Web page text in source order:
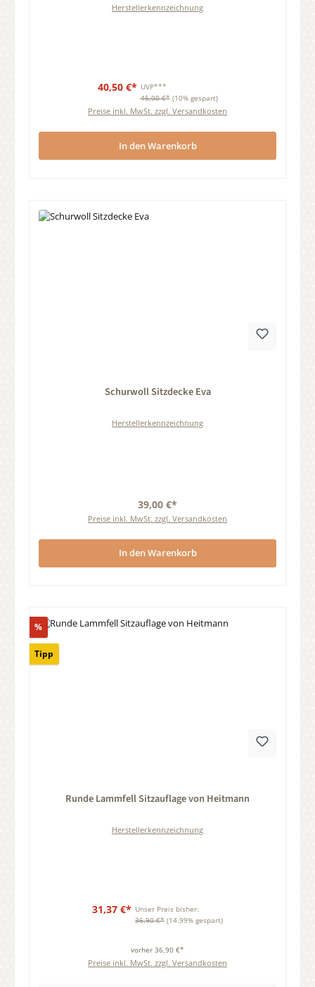
Herstellerkennzeichnung
40,50 €* UVP***
45,00 €* (10% gespart)
Preise inkl. MwSt. zzgl. Versandkosten
In den Warenkorb
Schurwoll Sitzdecke Eva
Herstellerkennzeichnung
39,00 €*
Preise inkl. MwSt. zzgl. Versandkosten
In den Warenkorb
%Rabatt
Tipp
Runde Lammfell Sitzauflage von Heitmann
Herstellerkennzeichnung
31,37 €* Unser Preis bisher:
36,90 €* (14.99% gespart)
vorher 36,90 €*
Preise inkl. MwSt. zzgl. Versandkosten